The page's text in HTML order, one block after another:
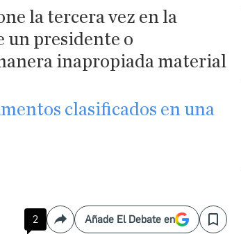
la tercera vez en la
un presidente o
inapropiada material
clasificados en una
2 CompartirAñade El Debate en Save